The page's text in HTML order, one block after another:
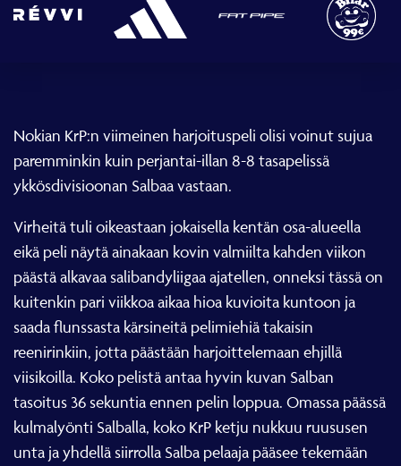
Nokian KrP:n viimeinen harjoituspeli olisi voinut sujua
paremminkin kuin perjantai-illan 8-8 tasapelissä
ykkösdivisioonan Salbaa vastaan.
Virheitä tuli oikeastaan jokaisella kentän osa-alueella
eikä peli näytä ainakaan kovin valmiilta kahden viikon
päästä alkavaa salibandyliigaa ajatellen, onneksi tässä on
kuitenkin pari viikkoa aikaa hioa kuvioita kuntoon ja
saada flunssasta kärsineitä pelimiehiä takaisin
reenirinkiin, jotta päästään harjoittelemaan ehjillä
viisikoilla. Koko pelistä antaa hyvin kuvan Salban
tasoitus 36 sekuntia ennen pelin loppua. Omassa päässä
kulmalyönti Salballa, koko KrP ketju nukkuu ruususen
unta ja yhdellä siirrolla Salba pelaaja pääsee tekemään